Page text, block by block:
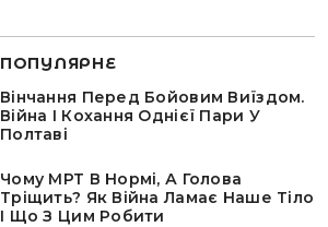
ПОПУЛЯРНЕ
Вінчання Перед Бойовим Виїздом.
Війна І Кохання Однієї Пари У
Полтаві
Чому МРТ В Нормі, А Голова
Тріщить? Як Війна Ламає Наше Тіло
І Що З Цим Робити